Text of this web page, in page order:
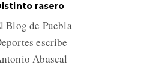
rasero
Blog de Puebla
escribe
Abascal